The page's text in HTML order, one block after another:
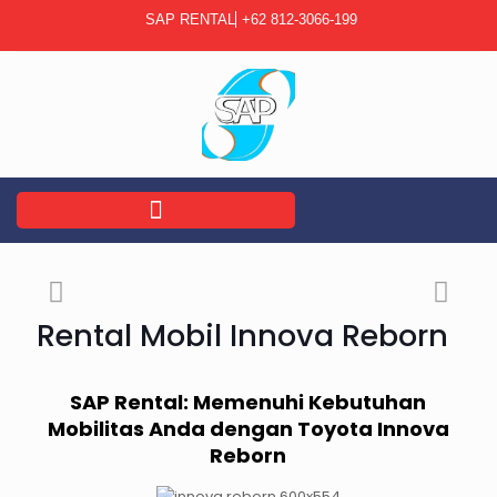
SAP RENTAL +62 812-3066-199
Rental Mobil Innova Reborn
SAP Rental: Memenuhi Kebutuhan
Mobilitas Anda dengan Toyota Innova
Reborn